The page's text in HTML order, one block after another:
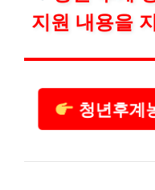
지원 내용을
청년후계